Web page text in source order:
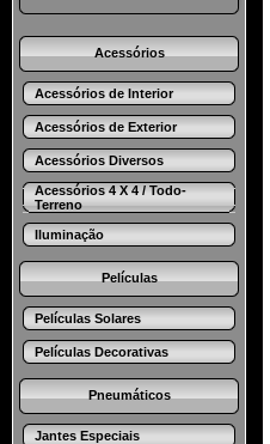
Acessórios
Acessórios de Interior
Acessórios de Exterior
Acessórios Diversos
Acessórios 4 X 4 / Todo-
Terreno
Iluminação
Películas
Películas Solares
Películas Decorativas
Pneumáticos
Jantes Especiais